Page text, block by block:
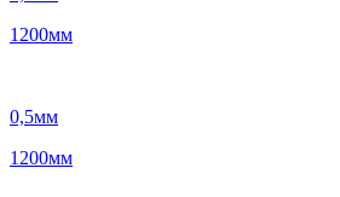
1200мм
0,5мм
1200мм